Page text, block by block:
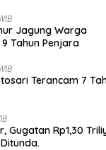
Jagung Warga
Tahun Penjara
Terancam 7
Gugatan Rp1,30